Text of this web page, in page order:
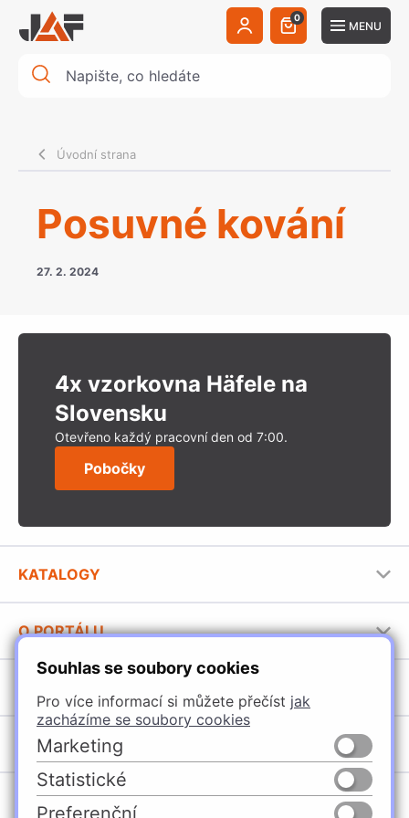
Souhlas se soubory cookies
Pro více informací si můžete přečíst jak
zacházíme se soubory cookies
Marketing
Statistické
Preferenční
0
MENU
Úvodní strana
Posuvné kování
27. 2. 2024
4x vzorkovna Häfele na
Slovensku
Otevřeno každý pracovní den od 7:00.
Pobočky
KATALOGY
Stavební katalog Häfele
Brožury Häfele
O PORTÁLU
Provozovatel portálu
Jak používat portál
Úchytky
Nábytkové kování
Vybavení kuchyní
Osvětlení a elektro
POBOČKY
Špačince
Žilina